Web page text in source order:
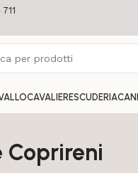
CAVALIERESCUDERIA
Coprireni